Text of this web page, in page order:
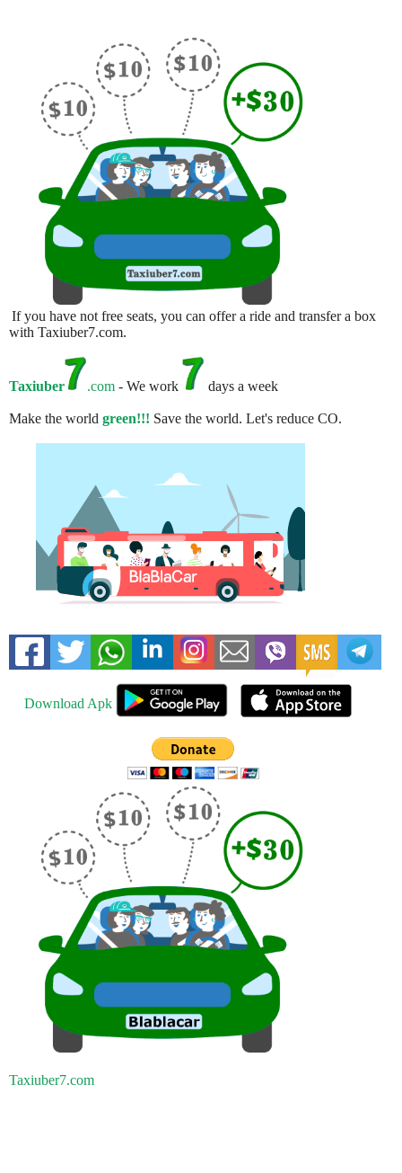
If you have not free seats, you can offer a ride and transfer a box
with Taxiuber7.com.
Taxiuber .com - We work days a week
Make the world green!!! Save the world. Let's reduce CO.
Download Apk
Taxiuber7.com